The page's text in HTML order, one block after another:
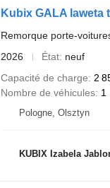
Kubix GALA laweta
Remorque porte-
2026
État neuf
Capacité de charge
2
Nombre de véhicules 1
Pologne, Olsztyn
KUBIX Izabela